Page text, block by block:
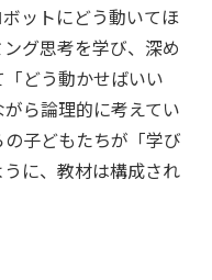
ボットにどう動いてほ
グ思考を学び、深め
どう動かせばいい
ら論理的に考えてい
子どもたちが「学び
に、教材は構成され